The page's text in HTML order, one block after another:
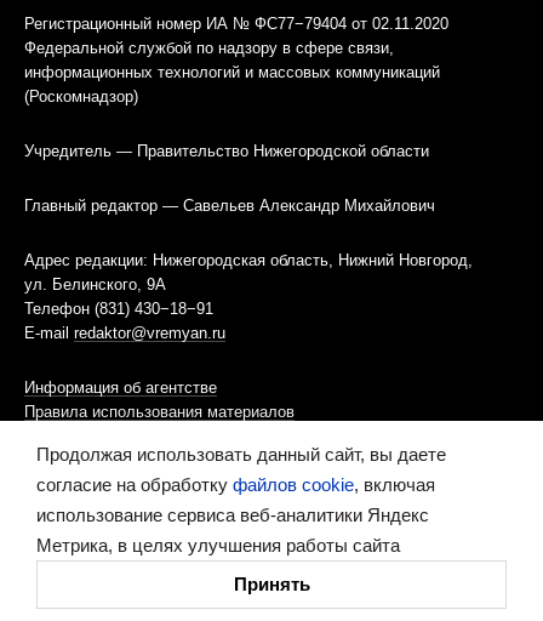
Регистрационный номер ИА № ФС77−79404 от 02.11.2020
Федеральной службой по надзору в сфере связи,
информационных технологий и массовых коммуникаций
(Роскомнадзор)
Учредитель — Правительство Нижегородской области
Главный редактор — Савельев Александр Михайлович
Адрес редакции: Нижегородская область, Нижний Новгород,
ул. Белинского, 9А
Телефон (831) 430−18−91
E-mail redaktor@vremyan.ru
Информация об агентстве
Правила использования материалов
Информационная политика использования «cookies»-файлов
Ресурс содержит материалы 16+
Продолжая использовать данный сайт, вы даете
согласие на обработку файлов cookie, включая
использование сервиса веб-аналитики Яндекс
Метрика, в целях улучшения работы сайта
Принять